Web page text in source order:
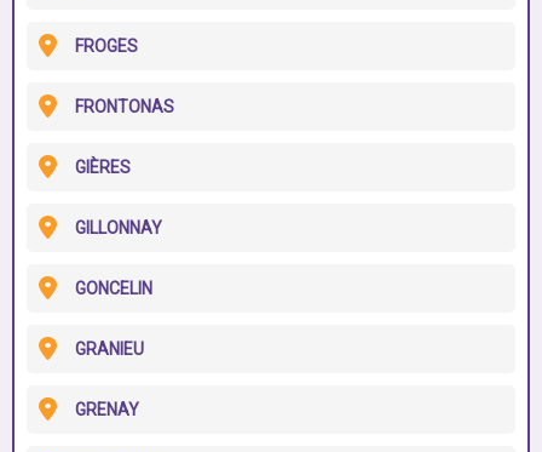
FROGES
FRONTONAS
GIÈRES
GILLONNAY
GONCELIN
GRANIEU
GRENAY